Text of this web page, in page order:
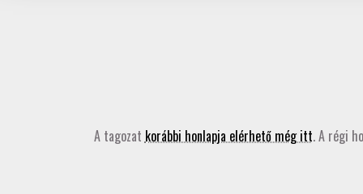
A tagozat korábbi honlapja elérhető még itt. A régi